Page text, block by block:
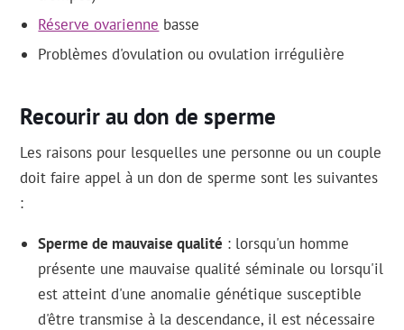
Réserve ovarienne basse
Problèmes d'ovulation ou ovulation irrégulière
Recourir au don de sperme
Les raisons pour lesquelles une personne ou un couple
doit faire appel à un don de sperme sont les suivantes
:
Sperme de mauvaise qualité : lorsqu'un homme
présente une mauvaise qualité séminale ou lorsqu'il
est atteint d'une anomalie génétique susceptible
d'être transmise à la descendance, il est nécessaire